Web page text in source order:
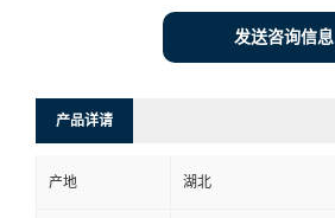
发送咨询信息
产品详请
产地 湖北